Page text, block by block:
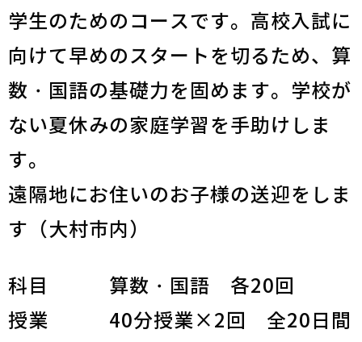
学生のためのコースです。高校入試に
向けて早めのスタートを切るため、算
数・国語の基礎力を固めます。学校が
ない夏休みの家庭学習を手助けしま
す。
遠隔地にお住いのお子様の送迎をしま
す（大村市内）
科目 算数・国語 各20回
授業 40分授業×2回 全20日間